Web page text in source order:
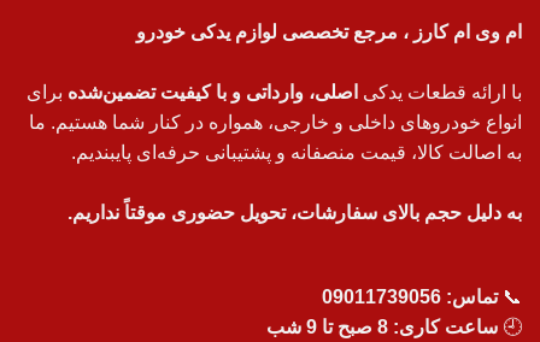
ام وی ام کارز ، مرجع تخصصی لوازم یدکی خودرو
با ارائه قطعات یدکی اصلی، وارداتی و با کیفیت تضمین‌شده برای
انواع خودروهای داخلی و خارجی، همواره در کنار شما هستیم. ما
به اصالت کالا، قیمت منصفانه و پشتیبانی حرفه‌ای پایبندیم.
به دلیل حجم بالای سفارشات، تحویل حضوری موقتاً نداریم.
📞تماس: 09011739056
🕘 ساعت کاری: 8 صبح تا 9 شب